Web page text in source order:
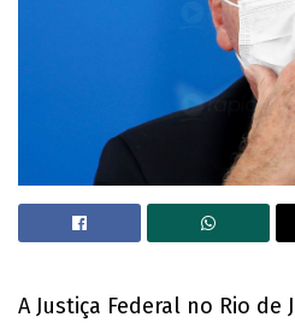
A Justiça Federal no Rio de